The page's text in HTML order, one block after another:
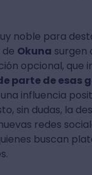
noble para
de Okuna surgen
opcional, que
parte de esas
influencia
sin dudas, la
redes
buscan